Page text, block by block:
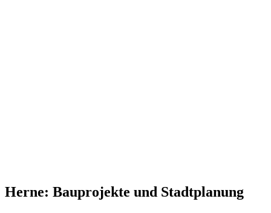
Herne: Bauprojekte und Stadtplanung